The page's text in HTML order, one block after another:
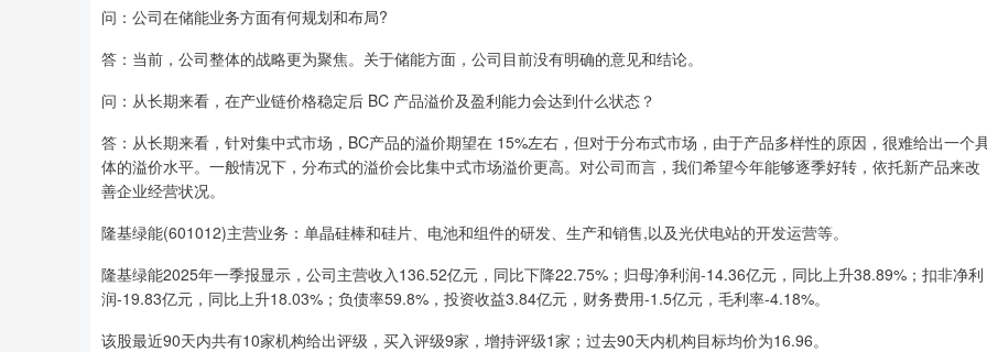
问：公司在储能业务方面有何规划和布局?
答：当前，公司整体的战略更为聚焦。关于储能方面，公司目前没有明确的意见和结论。
问：从长期来看，在产业链价格稳定后 BC 产品溢价及盈利能力会达到什么状态？
答：从长期来看，针对集中式市场，BC产品的溢价期望在 15%左右，但对于分布式市场，由于产品多样性的原因，很难给出一个
体的溢价水平。一般情况下，分布式的溢价会比集中式市场溢价更高。对公司而言，我们希望今年能够逐季好转，依托新产品来改
善企业经营状况。
隆基绿能(601012)主营业务：单晶硅棒和硅片、电池和组件的研发、生产和销售,以及光伏电站的开发运营等。
隆基绿能2025年一季报显示，公司主营收入136.52亿元，同比下降22.75%；归母净利润-14.36亿元，同比上升38.89%；扣非净利
润-19.83亿元，同比上升18.03%；负债率59.8%，投资收益3.84亿元，财务费用-1.5亿元，毛利率-4.18%。
该股最近90天内共有10家机构给出评级，买入评级9家，增持评级1家；过去90天内机构目标均价为16.96。